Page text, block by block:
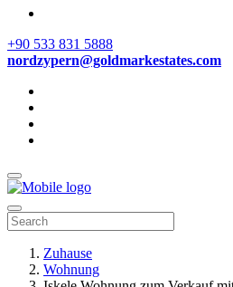
+90 533 831 5888
nordzypern@goldmarkestates.com
Zuhause
Wohnung